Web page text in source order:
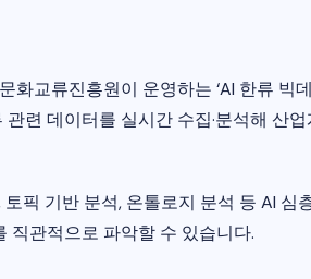
화교류진흥원이 운영하는 ‘AI 한류 빅
련 데이터를 실시간 수집·분석해 산
픽 기반 분석, 온톨로지 분석 등 AI 심
직관적으로 파악할 수 있습니다.